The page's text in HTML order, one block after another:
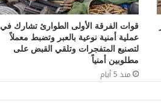
قوات الفرقة الأولى الطوارئ تشارك في
عملية أمنية نوعية بالعبر وتضبط معملاً
لتصنيع المتفجرات وتلقي القبض على
مطلوبين أمنياً
منذ 5 أيام